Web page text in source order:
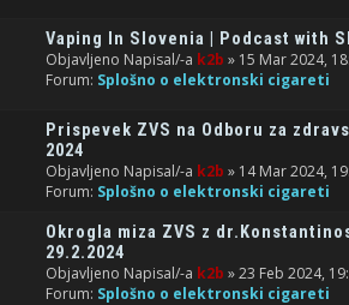
Vaping In Slovenia | Podcast with
Objavljeno Napisal/-a k2b » 15 Mar 2024,
Forum: Splošno o elektronski cigareti
Prispevek ZVS na Odboru za
2024
Objavljeno Napisal/-a k2b » 14 Mar 2024,
Forum: Splošno o elektronski cigareti
Okrogla miza ZVS z
29.2.2024
Objavljeno Napisal/-a k2b » 23 Feb 2024,
Forum: Splošno o elektronski cigareti